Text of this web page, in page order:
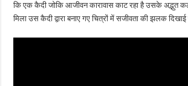
कि एक कैदी जोकि आजीवन कारावास काट रहा है उसके अद्भुत
मिला उस कैदी द्वारा बनाए गए चित्रों में सजीवता की झलक दिखाई